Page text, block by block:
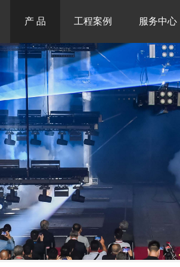
产 品 工程案例 服务中心